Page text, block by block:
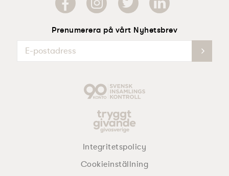
Prenumerera på vårt Nyhetsbrev
Integritetspolicy
Cookieinställning